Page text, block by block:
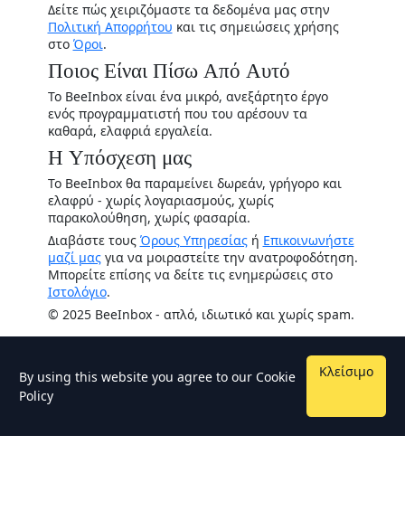
Δείτε πώς χειριζόμαστε τα δεδομένα μας στην
Πολιτική Απορρήτου και τις σημειώσεις χρήσης
στο Όροι.
Ποιος Είναι Πίσω Από Αυτό
Το BeeInbox είναι ένα μικρό, ανεξάρτητο έργο
ενός προγραμματιστή που του αρέσουν τα
καθαρά, ελαφριά εργαλεία.
Η Υπόσχεση μας
Το BeeInbox θα παραμείνει δωρεάν, γρήγορο και
ελαφρύ - χωρίς λογαριασμούς, χωρίς
παρακολούθηση, χωρίς φασαρία.
Διαβάστε τους Όρους Υπηρεσίαςή Επικοινωνήστε
μαζί μαςγια να μοιραστείτε την ανατροφοδότηση.
Μπορείτε επίσης να δείτε τις ενημερώσεις στο
Ιστολόγιο.
© 2025 BeeInbox - απλό, ιδιωτικό και χωρίς spam.
By using this website you agree to our Cookie
Policy
Κλείσιμο